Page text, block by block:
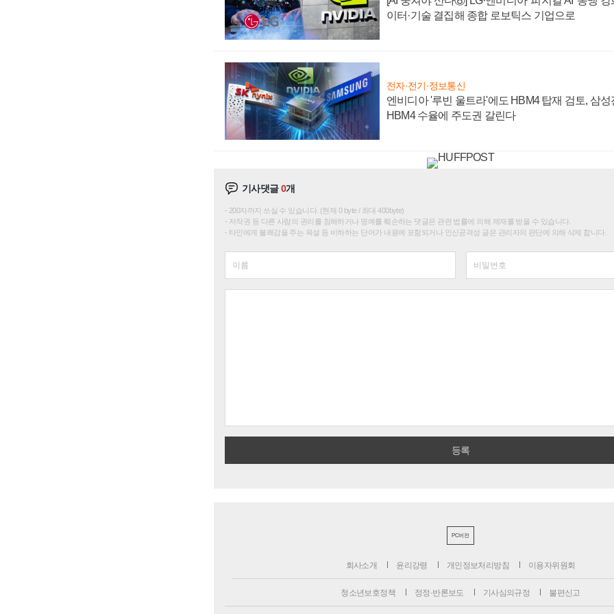
이터·기술 결집해 종합 로보틱스 기업으로
전자·전기·정보통신
엔비디아 '루빈 울트라'에도 HBM4 탑재 검토, 삼성
HBM4 수율에 주도권 갈린다
기사댓글0개
200자까지 쓰실 수 있습니다. (현재 0 byte / 최대 400byte)
저작권 등 다른 사람의 권리를 침해하거나 명예를 훼손하는 댓글은 관련 법률에 의해 제재를 받을 수 있습니다.
타인에게 불쾌감을 주는 욕설 등 비하하는 단어가 내용에 포함되거나 인신공격성 글은 관리자의 판단에 의해 삭제 합니다.
PC버전
회사소개 윤리강령 개인정보처리방침 이용자위원회
청소년보호정책 정정·반론보도 기사심의규정 불편신고